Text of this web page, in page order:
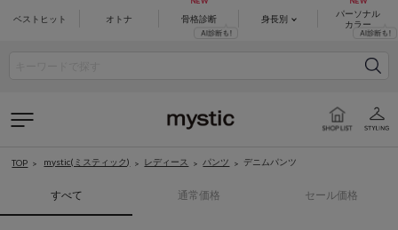
ベストヒット オトナ 骨格診断 身長別
パーソナル
カラー
TOP mystic(ミスティック) レディース パンツ デニムパンツ
すべて 通常価格 セール価格